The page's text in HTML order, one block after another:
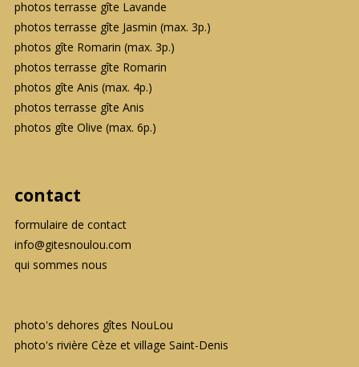
photos terrasse gîte Lavande
photos terrasse gîte Jasmin (max. 3p.)
photos gîte Romarin (max. 3p.)
photos terrasse gîte Romarin
photos gîte Anis (max. 4p.)
photos terrasse gîte Anis
photos gîte Olive (max. 6p.)
contact
formulaire de contact
info@gitesnoulou.com
qui sommes nous
photo's dehores gîtes NouLou
photo's rivière Cèze et village Saint-Denis